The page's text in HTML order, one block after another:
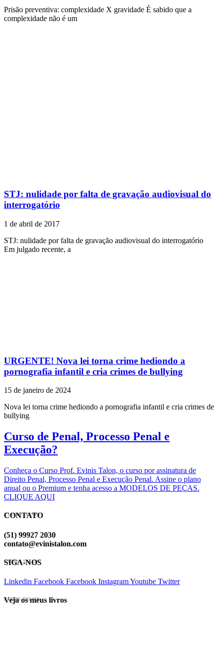
Prisão preventiva: complexidade X gravidade É sabido que a
complexidade não é um
STJ: nulidade por falta de gravação audiovisual do
interrogatório
1 de abril de 2017
STJ: nulidade por falta de gravação audiovisual do interrogatório
Em julgado recente, a
URGENTE! Nova lei torna crime hediondo a
pornografia infantil e cria crimes de bullying
15 de janeiro de 2024
Nova lei torna crime hediondo a pornografia infantil e cria crimes de
bullying
Curso de Penal, Processo Penal e
Execução?
Conheça o Curso Prof. Evinis Talon, o curso por assinatura de
Direito Penal, Processo Penal e Execução Penal. Assine o plano
anual ou o Premium e tenha acesso a MODELOS DE PEÇAS.
CLIQUE AQUI
EVINIS TALON
CONTATO
(51) 99927 2030
contato@evinistalon.com
EVINIS TALON
SIGA-NOS
Linkedin Facebook Facebook InstagramYoutube Twitter
EVINIS TALON
Veja os meus livros